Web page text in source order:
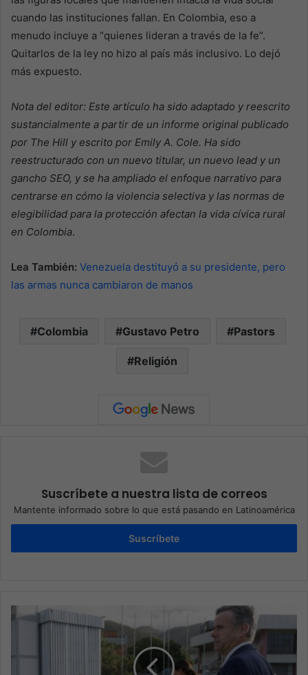
cuando las instituciones fallan. En Colombia, eso a
menudo incluye a “quienes lideran a través de la fe”.
Quitarlos de la ley no hizo al país más inclusivo. Lo dejó
más expuesto.
Nota del editor: Este artículo ha sido adaptado y reescrito
sustancialmente a partir de un informe original publicado
por The Hill y escrito por Emily A. Cole. Ha sido
reestructurado con un nuevo titular, un nuevo lead y un
gancho SEO, y se ha ampliado el enfoque narrativo para
centrarse en cómo la violencia selectiva y las normas de
elegibilidad para la protección afectan la vida cívica rural
en Colombia.
Lea También: Venezuela destituyó a su presidente, pero
las armas nunca cambiaron de manos
Colombia Gustavo Petro Pastors
Religión
Suscríbete a nuestra lista de correos
Mantente informado sobre lo que está pasando en Latinoamérica
Suscríbete